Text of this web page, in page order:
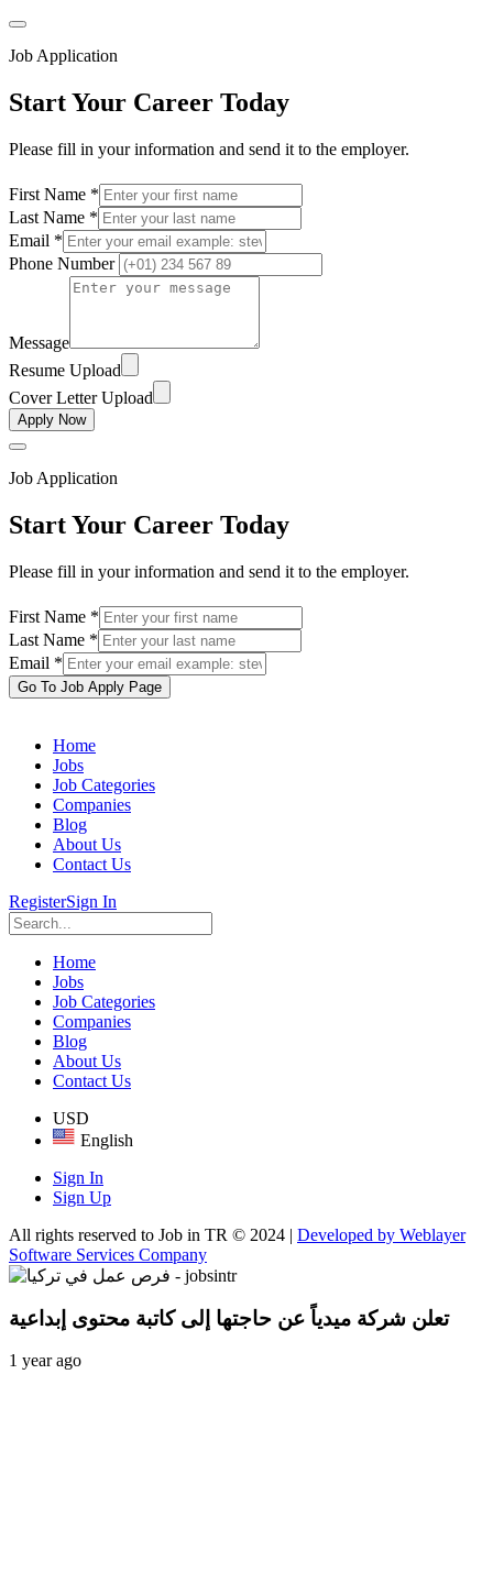
Job Application
Start Your Career Today
Please fill in your information and send it to the employer.
First Name *
Last Name *
Email *
Phone Number
Message
Resume Upload
Cover Letter Upload
Apply Now
Job Application
Start Your Career Today
Please fill in your information and send it to the employer.
First Name *
Last Name *
Email *
Go To Job Apply Page
Home
Jobs
Job Categories
Companies
Blog
About Us
Contact Us
RegisterSign In
Home
Jobs
Job Categories
Companies
Blog
About Us
Contact Us
USD
English
Sign In
Sign Up
All rights reserved to Job in TR © 2024 | Developed by Weblayer
Software Services Company
تعلن شركة ميدياً عن حاجتها إلى كاتبة محتوى إبداعية
1 year ago